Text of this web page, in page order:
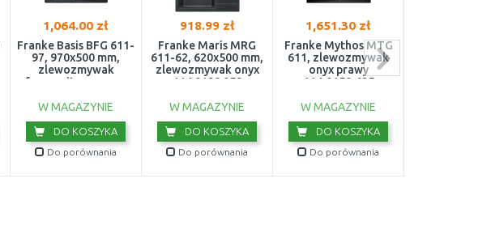
1,064.00 zł
Franke Basis BFG 611-
97, 970x500 mm,
zlewozmywak
fragranitowy, onyx
W MAGAZYNIE
DO KOSZYKA
Do porównania
918.99 zł
Franke Maris MRG
611-62, 620x500 mm,
zlewozmywak onyx
114.0198.059
W MAGAZYNIE
DO KOSZYKA
Do porównania
1,651.30 zł
Franke Mythos MTG
611, zlewozmywak
onyx prawy
114,0158,625
W MAGAZYNIE
DO KOSZYKA
Do porównania